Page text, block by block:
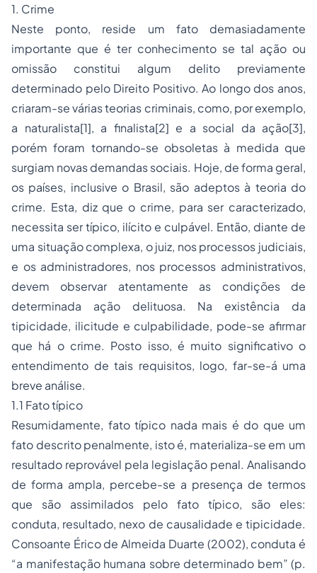
1. Crime
Neste ponto, reside um fato demasiadamente
importante que é ter conhecimento se tal ação ou
omissão constitui algum delito previamente
determinado pelo Direito Positivo. Ao longo dos anos,
criaram-se várias teorias criminais, como, por exemplo,
a naturalista[1], a finalista[2] e a social da ação[3],
porém foram tornando-se obsoletas à medida que
surgiam novas demandas sociais. Hoje, de forma geral,
os países, inclusive o Brasil, são adeptos à teoria do
crime. Esta, diz que o crime, para ser caracterizado,
necessita ser típico, ilícito e culpável. Então, diante de
uma situação complexa, o juiz, nos processos judiciais,
e os administradores, nos processos administrativos,
devem observar atentamente as condições de
determinada ação delituosa. Na existência da
tipicidade, ilicitude e culpabilidade, pode-se afirmar
que há o crime. Posto isso, é muito significativo o
entendimento de tais requisitos, logo, far-se-á uma
breve análise.
1.1 Fato típico
Resumidamente, fato típico nada mais é do que um
fato descrito penalmente, isto é, materializa-se em um
resultado reprovável pela legislação penal. Analisando
de forma ampla, percebe-se a presença de termos
que são assimilados pelo fato típico, são eles:
conduta, resultado, nexo de causalidade e tipicidade.
Consoante Érico de Almeida Duarte (2002), conduta é
“a manifestação humana sobre determinado bem” (p.